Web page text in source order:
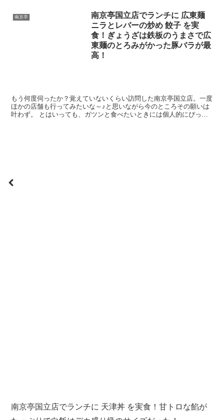
南京亭
南京亭国立店でランチに 広東麺
ニラとレバーの炒め 餃子 を実
食！ぎょうざは鉄板のうまさで広
東麺のとろみがかった豚バラが最
高！
もう何度伺ったか？覚えていないくらい訪問した南京亭国立店。一度
ほかの店舗も行ってみたいな～♪と思いながら今のところその願いは
叶わず。 とはいっても、ガツンと食べたいときには個人的にぴった
南京亭国立店でランチに 天津丼 を実食！甘トロな餡が